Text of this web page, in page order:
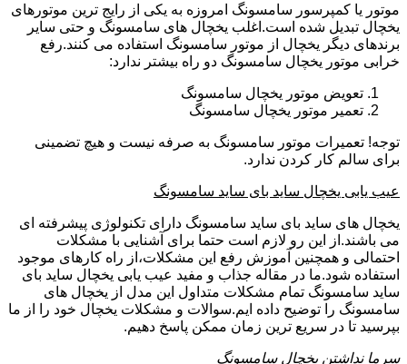
موتور یا کمپرسور سامسونگ امروزه به یکی از رایج ترین موتورهای
یخچال تبدیل شده است.اغلب یخچال های سامسونگ و حتی سایر
برندهای دیگر یخچال از موتور سامسونگ استفاده می کنند.رفع
خرابی موتور یخچال سامسونگ دو راه بیشتر ندارد:
تعویض موتور یخچال سامسونگ
تعمیر موتور یخچال سامسونگ
توجه! تعمیرات موتور سامسونگ به صرفه نیست و هیچ تضمینی
برای سالم کار کردن ندارد.
عیب یابی یخچال ساید بای ساید سامسونگ
یخچال های ساید بای ساید سامسونگ دارای تکنولوژی پیشرفته ای
می باشند.از این رو لازم است حتما برای آشنایی با مشکلات
احتمالی و همچنین آموزش رفع این مشکلات،از راه کارهای موجود
استفاده شود.ما در مقاله جذاب و مفید عیب یابی یخچال ساید بای
ساید سامسونگ تمام مشکلات متداول این مدل از یخچال های
سامسونگ را توضیح داده ایم.سوالات و مشکلات یخچال خود را از ما
بپرسید تا در سریع ترین زمان ممکن پاسخ دهیم.
سرما نداشتن یخچال سامسونگ